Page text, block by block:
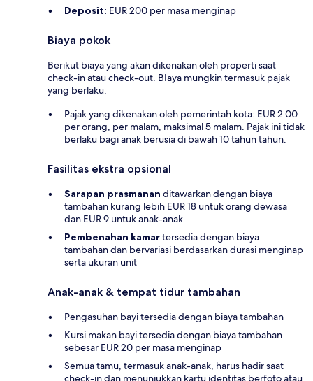
Deposit: EUR 200 per masa menginap
Biaya pokok
Berikut biaya yang akan dikenakan oleh properti saat
check-in atau check-out. BIaya mungkin termasuk pajak
yang berlaku:
Pajak yang dikenakan oleh pemerintah kota: EUR 2.00
per orang, per malam, maksimal 5 malam. Pajak ini tidak
berlaku bagi anak berusia di bawah 10 tahun tahun.
Fasilitas ekstra opsional
Sarapan prasmanan ditawarkan dengan biaya
tambahan kurang lebih EUR 18 untuk orang dewasa
dan EUR 9 untuk anak-anak
Pembenahan kamartersedia dengan biaya
tambahan dan bervariasi berdasarkan durasi menginap
serta ukuran unit
Anak-anak & tempat tidur tambahan
Pengasuhan bayi tersedia dengan biaya tambahan
Kursi makan bayi tersedia dengan biaya tambahan
sebesar EUR 20 per masa menginap
Semua tamu, termasuk anak-anak, harus hadir saat
check-in dan menunjukkan kartu identitas berfoto atau